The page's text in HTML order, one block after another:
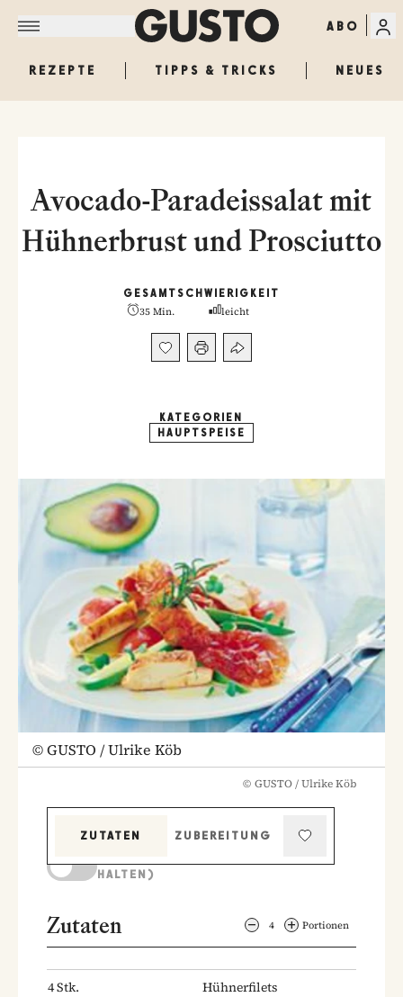
ABO
REZEPTE TIPPS & TRICKS NEUES
Avocado-Paradeissalat mit
Hühnerbrust und Prosciutto
GESAMT
35 Min.
SCHWIERIGKEIT
leicht
KATEGORIEN
HAUPTSPEISE
©GUSTO / Ulrike Köb
© GUSTO / Ulrike Köb
ZUTATEN
ZUBEREITUNG
HALTEN)
Zutaten 4 Portionen
4Stk.
Hühnerfilets